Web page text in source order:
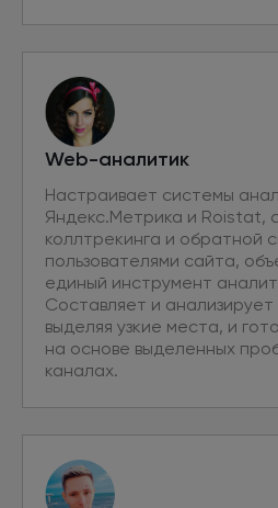
Web-аналитик
Настраивает системы
Яндекс.Метрика и Roistat,
коллтрекинга и обратной
пользователями сайта,
единый инструмент
Составляет и
выделяя узкие места, и
на основе выделенных
каналах.